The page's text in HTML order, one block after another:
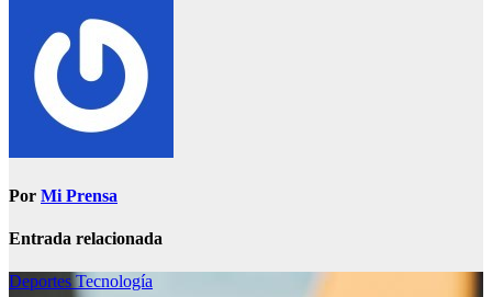
Por Mi Prensa
Entrada relacionada
Deportes Tecnología